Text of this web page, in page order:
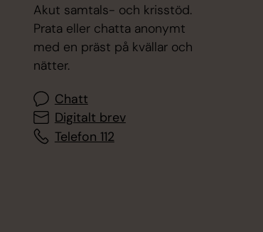
Akut samtals- och krisstöd.
Prata eller chatta anonymt
med en präst på kvällar och
nätter.
Chatt
Digitalt brev
Telefon 112